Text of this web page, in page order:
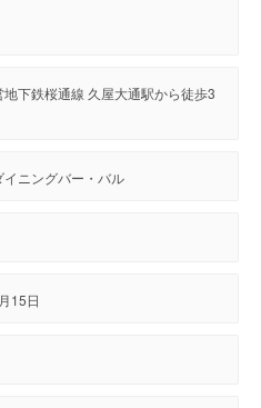
下鉄桜通線 久屋大通駅から徒歩3
イニングバー・バル
15日